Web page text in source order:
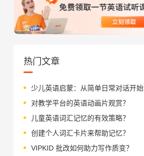
热门文章
少儿英语启蒙：从简单日常对话开始
对教学平台的英语动画片观赏？
儿童英语词汇记忆的有效策略？
创建个人词汇卡片来帮助记忆？
VIPKID 批改如何助力写作质变？